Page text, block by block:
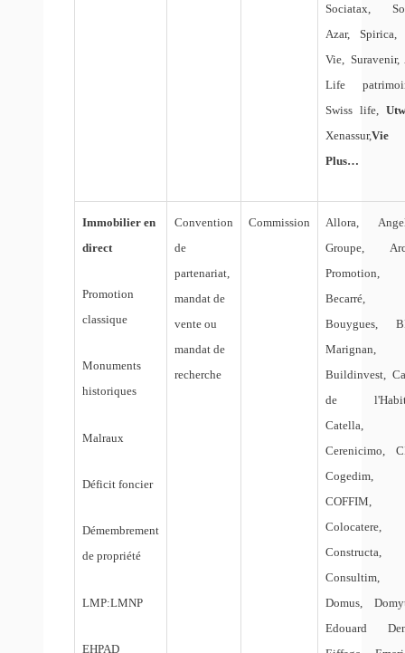
Sociatax,
Azar, Spirica,
Vie, Suravenir,
Life
Swiss life,
Xenassur,Vie
Plus…
Immobilier en
direct
Promotion
classique
Monuments
historiques
Malraux
Déficit foncier
Démembrement
de propriété
LMP:LMNP
EHPAD
Convention
de
partenariat,
mandat de
vente ou
mandat de
recherche
Commission
Allora,
Groupe,
Promotion,
Becarré,
Bouygues,
Marignan,
Buildinvest,
de
Catella,
Cerenicimo,
Cogedim,
COFFIM,
Colocatere,
Constructa,
Consultim,
Domus,
Edouard